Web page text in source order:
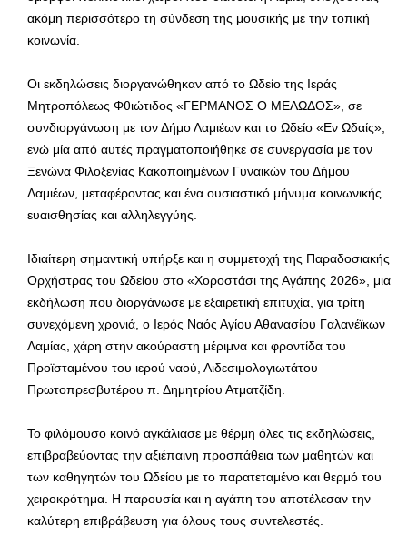
ακόμη περισσότερο τη σύνδεση της μουσικής με την τοπική
κοινωνία.
Οι εκδηλώσεις διοργανώθηκαν από το Ωδείο της Ιεράς
Μητροπόλεως Φθιώτιδος «ΓΕΡΜΑΝΟΣ Ο ΜΕΛΩΔΟΣ», σε
συνδιοργάνωση με τον Δήμο Λαμιέων και το Ωδείο «Εν Ωδαίς»,
ενώ μία από αυτές πραγματοποιήθηκε σε συνεργασία με τον
Ξενώνα Φιλοξενίας Κακοποιημένων Γυναικών του Δήμου
Λαμιέων, μεταφέροντας και ένα ουσιαστικό μήνυμα κοινωνικής
ευαισθησίας και αλληλεγγύης.
Ιδιαίτερη σημαντική υπήρξε και η συμμετοχή της Παραδοσιακής
Ορχήστρας του Ωδείου στο «Χοροστάσι της Αγάπης 2026», μια
εκδήλωση που διοργάνωσε με εξαιρετική επιτυχία, για τρίτη
συνεχόμενη χρονιά, ο Ιερός Ναός Αγίου Αθανασίου Γαλανέϊκων
Λαμίας, χάρη στην ακούραστη μέριμνα και φροντίδα του
Προϊσταμένου του ιερού ναού, Αιδεσιμολογιωτάτου
Πρωτοπρεσβυτέρου π. Δημητρίου Ατματζίδη.
Το φιλόμουσο κοινό αγκάλιασε με θέρμη όλες τις εκδηλώσεις,
επιβραβεύοντας την αξιέπαινη προσπάθεια των μαθητών και
των καθηγητών του Ωδείου με το παρατεταμένο και θερμό του
χειροκρότημα. Η παρουσία και η αγάπη του αποτέλεσαν την
καλύτερη επιβράβευση για όλους τους συντελεστές.